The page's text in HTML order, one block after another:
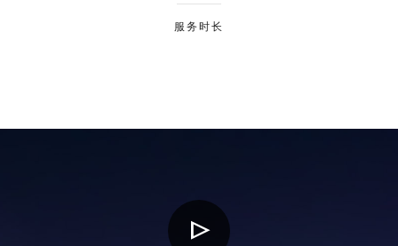
服务时长